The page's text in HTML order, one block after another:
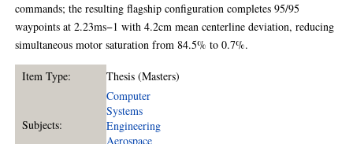
commands; the resulting flagship configuration completes 95/95
waypoints at 2.23ms−1 with 4.2cm mean centerline deviation, reducing
simultaneous motor saturation from 84.5% to 0.7%.
Item Type: Thesis (Masters)
Subjects:
Computer
Systems
Engineering
Aerospace